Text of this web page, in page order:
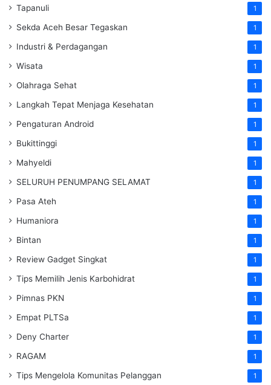
Tapanuli 1
Sekda Aceh Besar Tegaskan 1
Industri & Perdagangan 1
Wisata 1
Olahraga Sehat 1
Langkah Tepat Menjaga Kesehatan 1
Pengaturan Android 1
Bukittinggi 1
Mahyeldi 1
SELURUH PENUMPANG SELAMAT 1
Pasa Ateh 1
Humaniora 1
Bintan 1
Review Gadget Singkat 1
Tips Memilih Jenis Karbohidrat 1
Pimnas PKN 1
Empat PLTSa 1
Deny Charter 1
RAGAM 1
Tips Mengelola Komunitas Pelanggan 1